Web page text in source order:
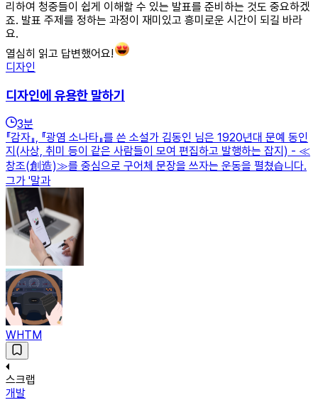
리하여 청중들이 쉽게 이해할 수 있는 발표를 준비하는 것도 중요하겠
죠. 발표 주제를 정하는 과정이 재미있고 흥미로운 시간이 되길 바라
요.
열심히 읽고 답변했어요!
디자인
디자인에 유용한 말하기
3분
『감자』, 『광염 소나타』를 쓴 소설가 김동인 님은 1920년대 문예 동인
지(사상, 취미 등이 같은 사람들이 모여 편집하고 발행하는 잡지) - ≪
창조(創造)≫를 중심으로 구어체 문장을 쓰자는 운동을 펼쳤습니다.
그가 '말과
WHTM
스크랩
개발